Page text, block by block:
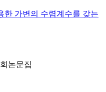
한 가변의 수렴계수를 갖는
논문집